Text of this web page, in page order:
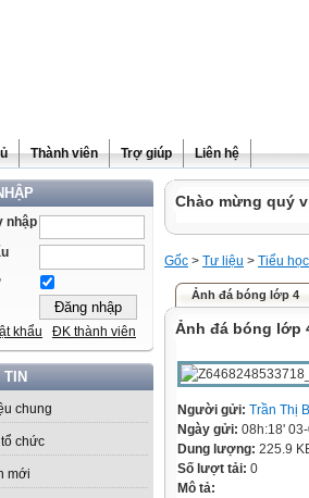
Thành viên Trợ giúp Liên hệ
nhập
khẩu ĐK thành viên
TIN
chung
chức
mới
Chào mừng quý
Gốc > Tư liệu > Tiểu học
Ảnh đá bóng lớp 4
Ảnh đá bóng lớp
Người gửi: Trần Thị
Ngày gửi: 08h:18'
Dung lượng: 225.9
Số lượt tải: 0
Mô tả: